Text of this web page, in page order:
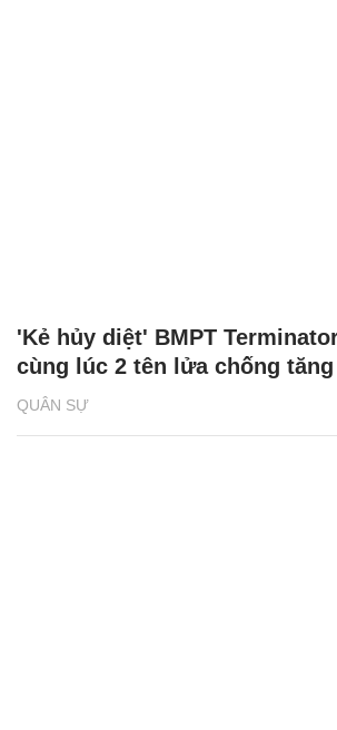
QUÂN SỰ
'Kẻ hủy diệt' BMPT
cùng lúc 2 tên lửa chống tăng